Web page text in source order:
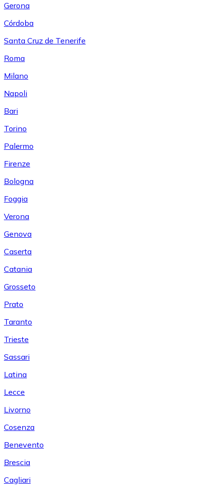
Gerona
Córdoba
Santa Cruz de Tenerife
Roma
Milano
Napoli
Bari
Torino
Palermo
Firenze
Bologna
Foggia
Verona
Genova
Caserta
Catania
Grosseto
Prato
Taranto
Trieste
Sassari
Latina
Lecce
Livorno
Cosenza
Benevento
Brescia
Cagliari